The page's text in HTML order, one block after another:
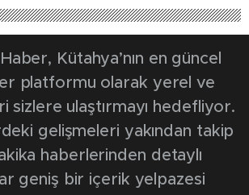
Kütahya’nın en güncel
platformu olarak yerel ve
sizlere ulaştırmayı hedefliyor.
gelişmeleri yakından takip
haberlerinden detaylı
geniş bir içerik yelpazesi